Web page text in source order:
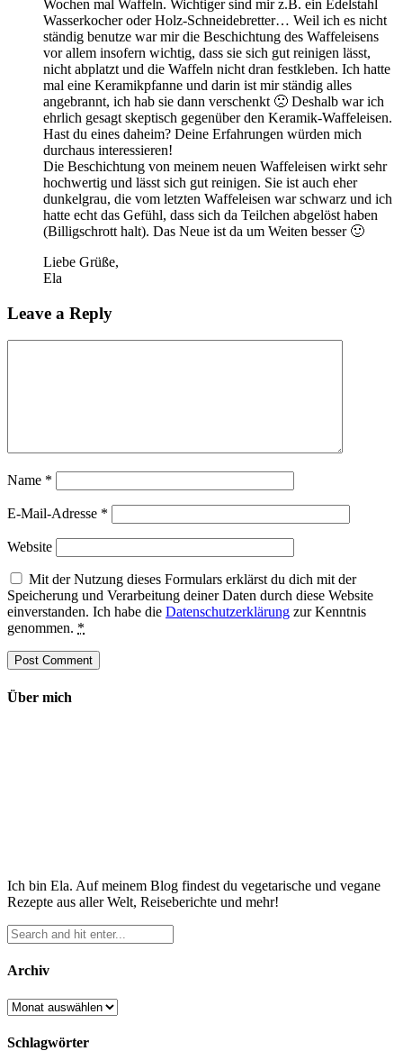
Wochen mal Waffeln. Wichtiger sind mir z.B. ein Edelstahl
Wasserkocher oder Holz-Schneidebretter… Weil ich es nicht
ständig benutze war mir die Beschichtung des Waffeleisens
vor allem insofern wichtig, dass sie sich gut reinigen lässt,
nicht abplatzt und die Waffeln nicht dran festkleben. Ich hatte
mal eine Keramikpfanne und darin ist mir ständig alles
angebrannt, ich hab sie dann verschenkt 🙁 Deshalb war ich
ehrlich gesagt skeptisch gegenüber den Keramik-Waffeleisen.
Hast du eines daheim? Deine Erfahrungen würden mich
durchaus interessieren!
Die Beschichtung von meinem neuen Waffeleisen wirkt sehr
hochwertig und lässt sich gut reinigen. Sie ist auch eher
dunkelgrau, die vom letzten Waffeleisen war schwarz und ich
hatte echt das Gefühl, dass sich da Teilchen abgelöst haben
(Billigschrott halt). Das Neue ist da um Weiten besser 🙂
Liebe Grüße,
Ela
Leave a Reply
Name *
E-Mail-Adresse *
Website
Mit der Nutzung dieses Formulars erklärst du dich mit der
Speicherung und Verarbeitung deiner Daten durch diese Website
einverstanden. Ich habe die Datenschutzerklärung zur Kenntnis
genommen. *
Über mich
Ich bin Ela. Auf meinem Blog findest du vegetarische und vegane
Rezepte aus aller Welt, Reiseberichte und mehr!
Archiv
Archiv
Schlagwörter